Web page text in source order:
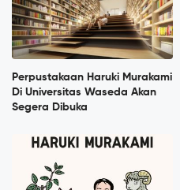
Perpustakaan Haruki Murakami
Di Universitas Waseda Akan
Segera Dibuka